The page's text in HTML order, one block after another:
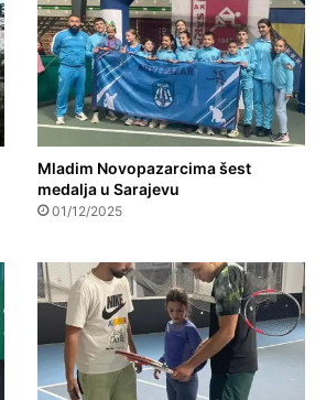
Mladim Novopazarcima šest
medalja u Sarajevu
01/12/2025